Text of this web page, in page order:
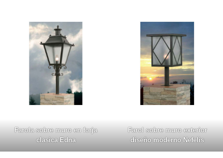
Farola sobre muro en forja
clasica Edna
Farol sobre muro exterior
diseño moderno Nefelis